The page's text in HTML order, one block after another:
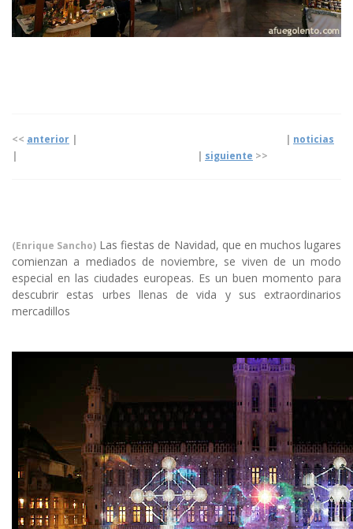
<< anterior | | noticias
| | siguiente >>
(Enrique Sancho) Las fiestas de Navidad, que en muchos lugares
comienzan a mediados de noviembre, se viven de un modo
especial en las ciudades europeas. Es un buen momento para
descubrir estas urbes llenas de vida y sus extraordinarios
mercadillos